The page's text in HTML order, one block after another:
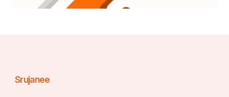
Srujanee